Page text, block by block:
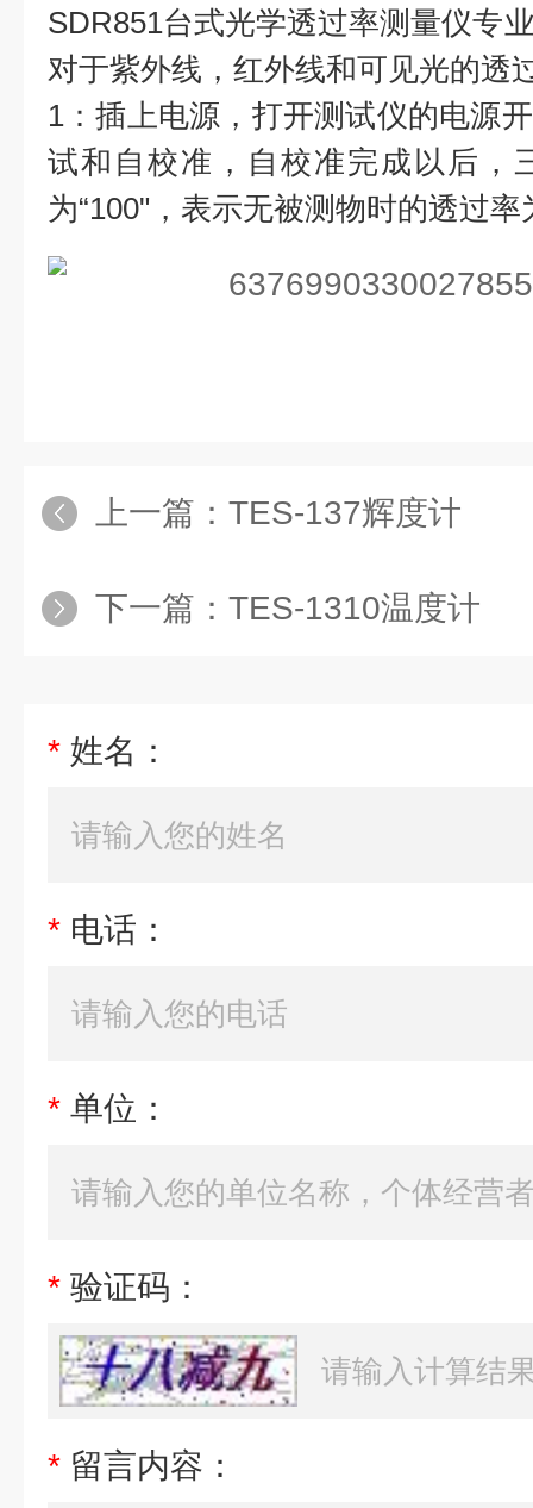
SDR851台式光学透过率测量仪专
对于紫外线，红外线和可见光的透
1：插上电源，打开测试仪的电源
试和自校准，自校准完成以后，
为“100"，表示无被测物时的透过率
上一篇： TES-137辉度计
下一篇： TES-1310温度计
* 姓名：
* 电话：
* 单位：
* 验证码：
* 留言内容：